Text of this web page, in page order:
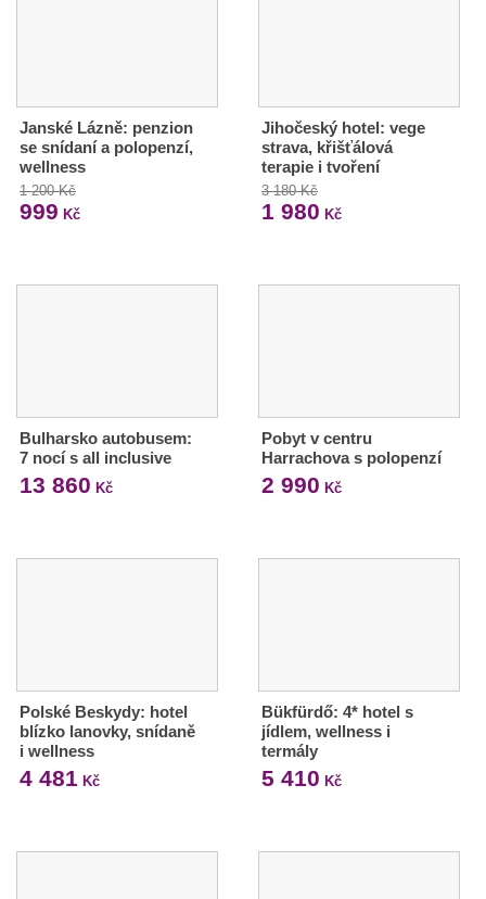
Janské Lázně: penzion
se snídaní a polopenzí,
wellness
1 200 Kč
999 Kč
Jihočeský hotel: vege
strava, křišťálová
terapie i tvoření
3 180 Kč
1 980 Kč
Bulharsko autobusem:
7 nocí s all inclusive
13 860 Kč
Pobyt v centru
Harrachova s polopenzí
2 990 Kč
Polské Beskydy: hotel
blízko lanovky, snídaně
i wellness
4 481 Kč
Bükfürdő: 4* hotel s
jídlem, wellness i
termály
5 410 Kč